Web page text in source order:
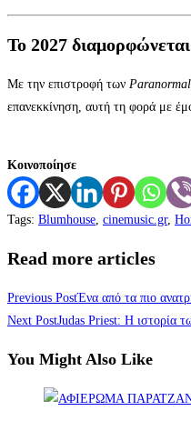
Το 2027
Με την επιστροφή των
επανεκκίνηση, αυτή τη φορά με
Κοινοποίησε
Tags: Blumhouse cinemusic.gr,
Read more articles
Previous PostΈνα από τα πιο
Next PostJudas Priest: Η ιστορία
You Might Also Like